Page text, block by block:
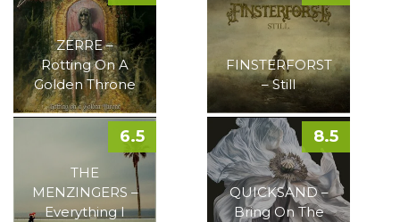
ZERRE –
Rotting On A
Golden Throne
FINSTERFORST
– Still
THE
MENZINGERS –
Everything I
6.5
QUICKSAND –
Bring On The
8.5